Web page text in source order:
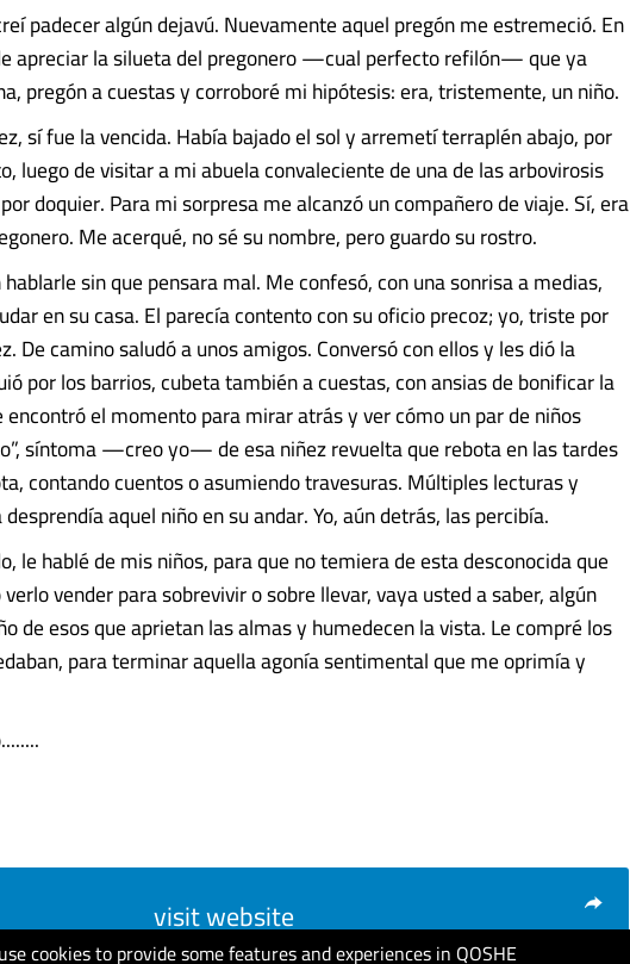
cookies to provide some features and experiences in QOSHE
padecer algún dejavú. Nuevamente aquel pregón me estremeció. En
apreciar la silueta del pregonero —cual perfecto refilón— que ya
pregón a cuestas y corroboré mi hipótesis: era, tristemente, un niño.
sí fue la vencida. Había bajado el sol y arremetí terraplén abajo, por
luego de visitar a mi abuela convaleciente de una de las arbovirosis
doquier. Para mi sorpresa me alcanzó un compañero de viaje. Sí, era
Me acerqué, no sé su nombre, pero guardo su rostro.
sin que pensara mal. Me confesó, con una sonrisa a medias,
en su casa. El parecía contento con su oficio precoz; yo, triste por
De camino saludó a unos amigos. Conversó con ellos y les dió la
por los barrios, cubeta también a cuestas, con ansias de bonificar la
el momento para mirar atrás y ver cómo un par de niños
síntoma —creo yo— de esa niñez revuelta que rebota en las tardes
contando cuentos o asumiendo travesuras. Múltiples lecturas y
aquel niño en su andar. Yo, aún detrás, las percibía.
le hablé de mis niños, para que no temiera de esta desconocida que
vender para sobrevivir o sobre llevar, vaya usted a saber, algún
de esos que aprietan las almas y humedecen la vista. Le compré los
para terminar aquella agonía sentimental que me oprimía y
visit website